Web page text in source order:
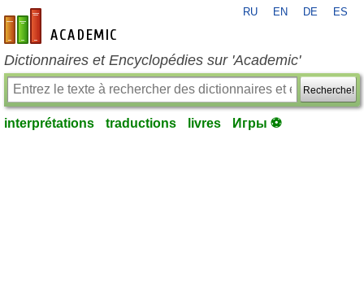
fr-academic.com
RU EN DE ES
Dictionnaires et Encyclopédies sur 'Academic'
Recherche!
interprétations traductions livres Игры ⚽